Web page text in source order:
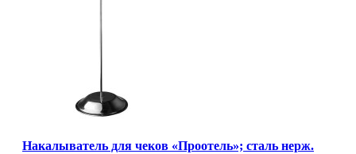
Накалыватель для чеков «Проотель»; сталь нерж.